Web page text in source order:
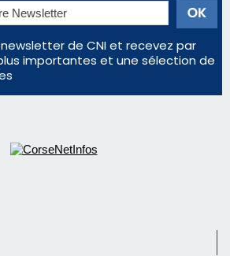
© 2026 corsenetinfos